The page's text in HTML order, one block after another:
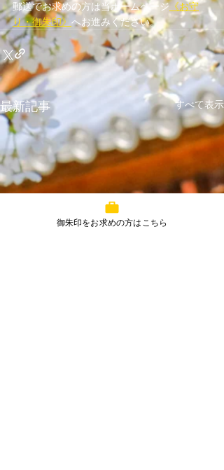
郵送でお求めの方は当ホームページ《お守
り・御朱印》 へお進みください。
最新記事 すべて表示
御朱印をお求めの方はこちら